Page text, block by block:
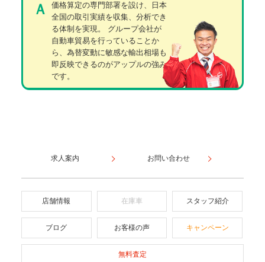
Ａ
価格算定の専門部署を設け、日本
全国の取引実績を収集、分析でき
る体制を実現。 グループ会社が
自動車貿易を行っていることか
ら、為替変動に敏感な輸出相場も
即反映できるのがアップルの強み
です。
求人案内 お問い合わせ
店舗情報 在庫車 スタッフ紹介
ブログ お客様の声 キャンペーン
無料査定